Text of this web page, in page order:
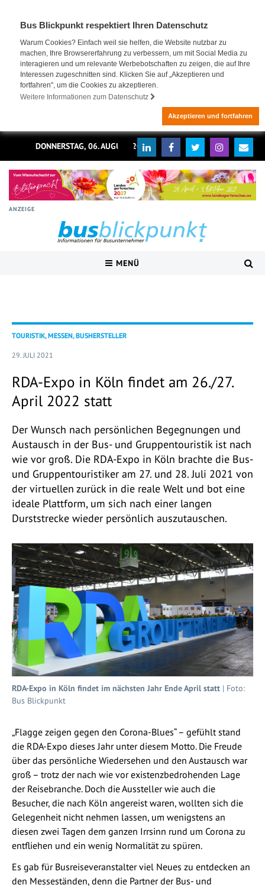
Bus Blickpunkt respektiert Ihren Datenschutz
Warum Cookies? Einfach weil sie helfen, die Website nutzbar zu
machen, Ihre Browsererfahrung zu verbessern, um mit Social Media zu
interagieren und um relevante Werbebotschaften zu zeigen, die auf Ihre
Interessen zugeschnitten sind. Klicken Sie auf „Akzeptieren und
fortfahren", um die Cookies zu akzeptieren.
Weitere Informationen zum Datenschutz
Akzeptieren und fortfahren
DONNERSTAG, 06. AUGUST 2026
ANZEIGE
MENÜ
TOURISTIK, MESSEN, BUSHERSTELLER
29. JULI 2021
RDA-Expo in Köln findet am 26./27.
April 2022 statt
Der Wunsch nach persönlichen Begegnungen und
Austausch in der Bus- und Gruppentouristik ist nach
wie vor groß. Die RDA-Expo in Köln brachte die Bus-
und Gruppentouristiker am 27. und 28. Juli 2021 von
der virtuellen zurück in die reale Welt und bot eine
ideale Plattform, um sich nach einer langen
Durststrecke wieder persönlich auszutauschen.
RDA-Expo in Köln findet im nächsten Jahr Ende April statt | Foto:
Bus Blickpunkt
„Flagge zeigen gegen den Corona-Blues“ – gefühlt stand
die RDA-Expo dieses Jahr unter diesem Motto. Die Freude
über das persönliche Wiedersehen und den Austausch war
groß – trotz der nach wie vor existenzbedrohenden Lage
der Reisebranche. Doch die Aussteller wie auch die
Besucher, die nach Köln angereist waren, wollten sich die
Gelegenheit nicht nehmen lassen, um wenigstens an
diesen zwei Tagen dem ganzen Irrsinn rund um Corona zu
entfliehen und ein wenig Normalität zu spüren.
Es gab für Busreiseveranstalter viel Neues zu entdecken an
den Messeständen, denn die Partner der Bus- und